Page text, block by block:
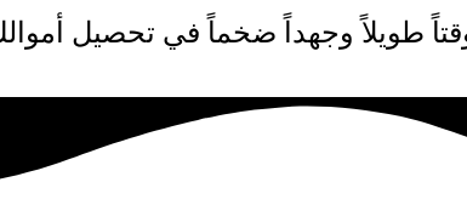
طويلاً وجهداً ضخماً في تحصيل